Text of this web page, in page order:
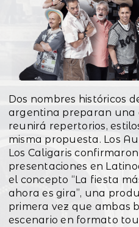
Dos nombres históricos
argentina preparan una
reunirá repertorios,
misma propuesta. Los
Los Caligaris
presentaciones en
el concepto “La fiesta
ahora es gira”, una
primera vez que ambas
escenario en formato